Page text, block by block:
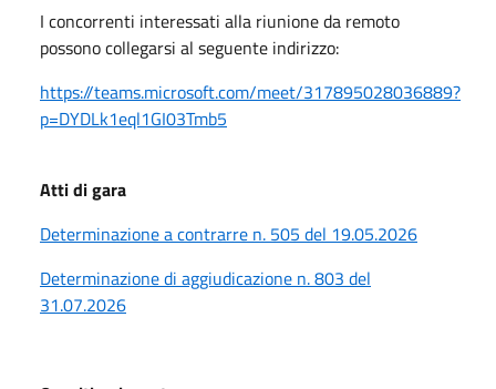
I concorrenti interessati alla riunione da remoto
possono collegarsi al seguente indirizzo:
https://teams.microsoft.com/meet/317895028036889?
p=DYDLk1eql1GI03Tmb5
Atti di gara
Determinazione a contrarre n. 505 del 19.05.2026
Determinazione di aggiudicazione n. 803 del
31.07.2026